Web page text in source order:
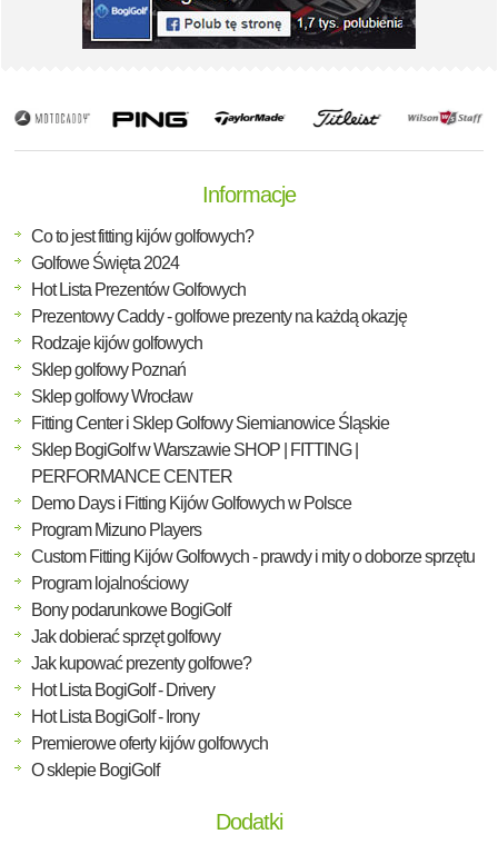
Informacje
Co to jest fitting kijów golfowych?
Golfowe Święta 2024
Hot Lista Prezentów Golfowych
Prezentowy Caddy - golfowe prezenty na każdą okazję
Rodzaje kijów golfowych
Sklep golfowy Poznań
Sklep golfowy Wrocław
Fitting Center i Sklep Golfowy Siemianowice Śląskie
Sklep BogiGolf w Warszawie SHOP | FITTING |
PERFORMANCE CENTER
Demo Days i Fitting Kijów Golfowych w Polsce
Program Mizuno Players
Custom Fitting Kijów Golfowych - prawdy i mity o doborze sprzętu
Program lojalnościowy
Bony podarunkowe BogiGolf
Jak dobierać sprzęt golfowy
Jak kupować prezenty golfowe?
Hot Lista BogiGolf - Drivery
Hot Lista BogiGolf - Irony
Premierowe oferty kijów golfowych
O sklepie BogiGolf
Dodatki